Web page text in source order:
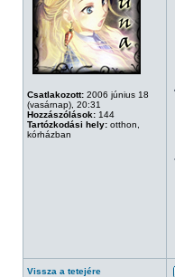
Csatlakozott: 2006 június 18
(vasárnap), 20:31
Hozzászólások: 144
Tartózkodási hely: otthon,
kórházban
Vissza a tetejére